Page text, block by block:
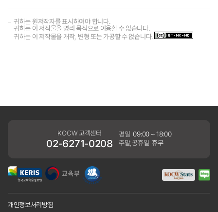
귀하는 원저작자를 표시하여야 합니다.
귀하는 이 저작물을 영리 목적으로 이용할 수 없습니다.
귀하는 이 저작물을 개작, 변형 또는 가공할 수 없습니다.
KOCW 고객센터
02-6271-0208
평일 09:00 ~ 18:00
주말,공휴일 휴무
개인정보처리방침